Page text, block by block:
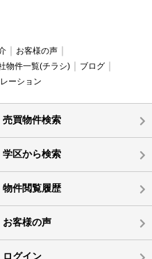
お客様の声
物件一覧(チラシ)
ブログ
ーション
売買物件検索
学区から検索
物件閲覧履歴
お客様の声
ログイン